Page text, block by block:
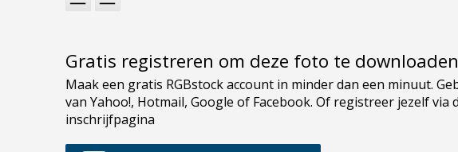
Gratis registreren om deze foto te downloaden